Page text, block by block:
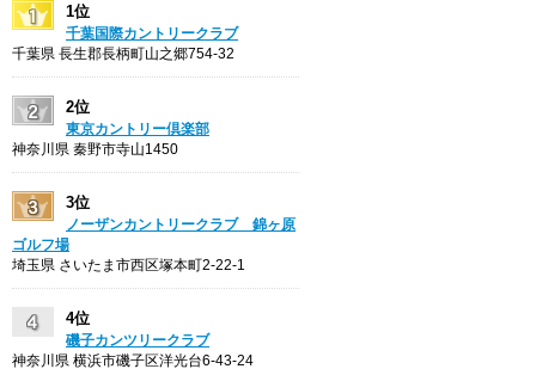
1位
千葉国際カントリークラブ
千葉県 長生郡長柄町山之郷754-32
2位
東京カントリー倶楽部
神奈川県 秦野市寺山1450
3位
ノーザンカントリークラブ 錦ヶ原
ゴルフ場
埼玉県 さいたま市西区塚本町2-22-1
4位
磯子カンツリークラブ
神奈川県 横浜市磯子区洋光台6-43-24